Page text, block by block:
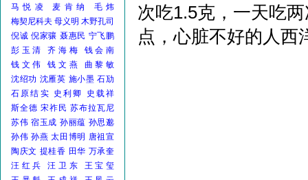
马悦凌
麦肯纳
毛炜
梅契尼科夫 母义明 木野孔司
倪诚 倪家骧 聂惠民 宁飞鹏
彭玉清
齐海梅
钱会南
钱文伟
钱文燕
曲黎敏
沈绍功 沈雁英 施小墨 石劢
石原结实 史利卿
史载祥
斯全德 宋祚民 苏布拉瓦尼
苏伟 宿玉成 孙丽蕴 孙思邈
孙伟 孙燕 太田博明 唐祖宣
陶庆文 提桂香 田华 万承奎
汪红兵
汪卫东
王宝玺
次吃1.5克，一天吃
点，心脏不好的人西